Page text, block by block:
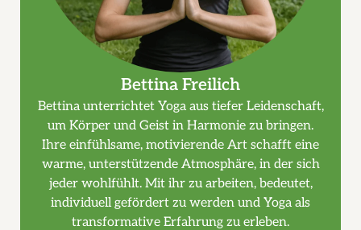
Bettina Freilich
Bettina unterrichtet Yoga aus tiefer Leidenschaft,
um Körper und Geist in Harmonie zu bringen.
Ihre einfühlsame, motivierende Art schafft eine
warme, unterstützende Atmosphäre, in der sich
jeder wohlfühlt. Mit ihr zu arbeiten, bedeutet,
individuell gefördert zu werden und Yoga als
transformative Erfahrung zu erleben.